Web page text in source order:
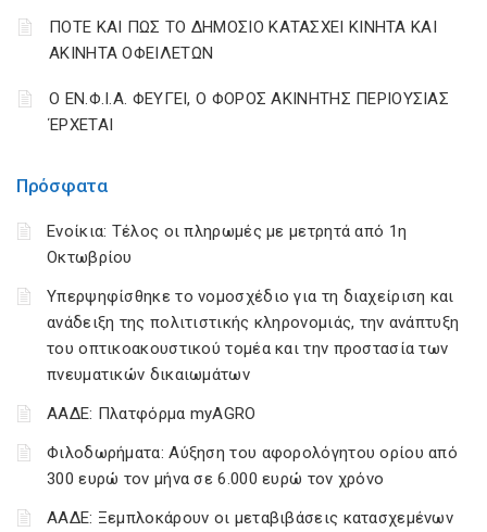
Πρόσφατα
Ενοίκια: Τέλος οι πληρωμές με μετρητά από 1η
Οκτωβρίου
Υπερψηφίσθηκε το νομοσχέδιο για τη διαχείριση και
ανάδειξη της πολιτιστικής κληρονομιάς, την ανάπτυξη
του οπτικοακουστικού τομέα και την προστασία των
πνευματικών δικαιωμάτων
ΑΑΔΕ: Πλατφόρμα myAGRO
Φιλοδωρήματα: Αύξηση του αφορολόγητου ορίου από
300 ευρώ τον μήνα σε 6.000 ευρώ τον χρόνο
ΑΑΔΕ: Ξεμπλοκάρουν οι μεταβιβάσεις κατασχεμένων
ΠΟΤΕ ΚΑΙ ΠΩΣ ΤΟ ΔΗΜΟΣΙΟ ΚΑΤΑΣΧΕΙ ΚΙΝΗΤΑ ΚΑΙ
ΑΚΙΝΗΤΑ ΟΦΕΙΛΕΤΩΝ
Ο ΕΝ.Φ.Ι.Α. ΦΕΥΓΕΙ, Ο ΦΟΡΟΣ ΑΚΙΝΗΤΗΣ ΠΕΡΙΟΥΣΙΑΣ
ΈΡΧΕΤΑΙ